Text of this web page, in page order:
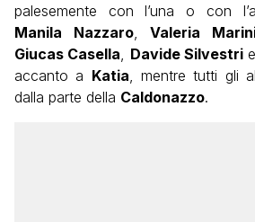
palesemente con l’una o con
Manila Nazzaro,Valeria
Giucas Casella
Davide Silvestrie
accanto a Katia , mentre tutti gli
dalla parte della Caldonazzo.